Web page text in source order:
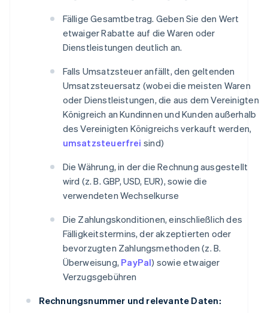
Fällige Gesamtbetrag. Geben Sie den Wert
etwaiger Rabatte auf die Waren oder
Dienstleistungen deutlich an.
Falls Umsatzsteuer anfällt, den geltenden
Umsatzsteuersatz (wobei die meisten Waren
oder Dienstleistungen, die aus dem Vereinigten
Königreich an Kundinnen und Kunden außerhalb
des Vereinigten Königreichs verkauft werden,
umsatzsteuerfrei sind)
Die Währung, in der die Rechnung ausgestellt
wird (z. B. GBP, USD, EUR), sowie die
verwendeten Wechselkurse
Die Zahlungskonditionen, einschließlich des
Fälligkeitstermins, der akzeptierten oder
bevorzugten Zahlungsmethoden (z. B.
Überweisung, PayPal) sowie etwaiger
Verzugsgebühren
Rechnungsnummer und relevante Daten: